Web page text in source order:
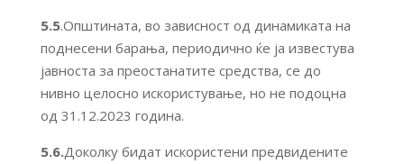
5.5.Општината, во зависност од динамиката на
поднесени барања, периодично ќе ја известува
јавноста за преостанатите средства, се до
нивно целосно искористување, но не подоцна
од 31.12.2023 година.
5.6.Доколку бидат искористени предвидените